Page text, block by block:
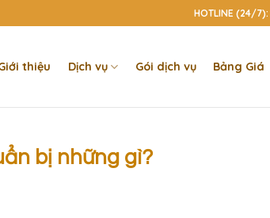
HOTLINE (24/
thiệu Dịch vụ Gói dịch vụ Bảng Giá
bị những gì?